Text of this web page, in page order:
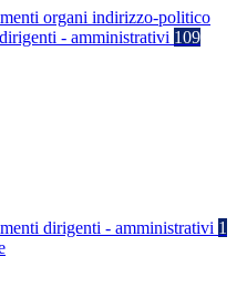
organi indirizzo-politico
- amministrativi 109
dirigenti - amministrativi 1